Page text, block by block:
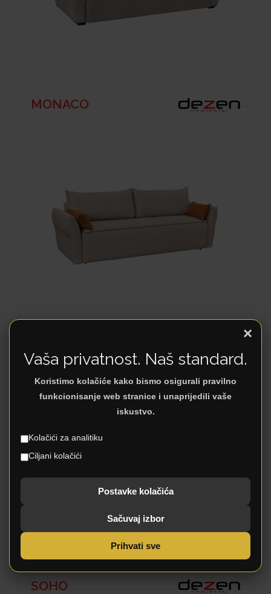
MONACO
SOHO
×
Vaša privatnost. Naš standard.
Koristimo kolačiće kako bismo osigurali pravilno
funkcionisanje web stranice i unaprijedili vaše
iskustvo.
Kolačići za analitiku
Ciljani kolačići
Postavke kolačića
Sačuvaj izbor
Prihvati sve